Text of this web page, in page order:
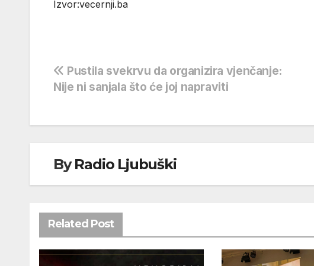
Izvor:vecernji.ba
Navigacija
objava
Pustila svekrvu da organizira vjenčanje:
Nije ni sanjala što će joj napraviti
ByRadio Ljubuški
Related Post